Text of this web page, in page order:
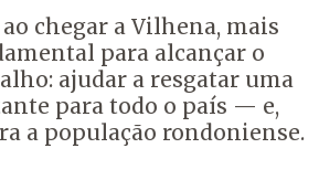
chegar a Vilhena, mais
para alcançar o
ajudar a resgatar uma
para todo o país — e,
a população rondoniense.